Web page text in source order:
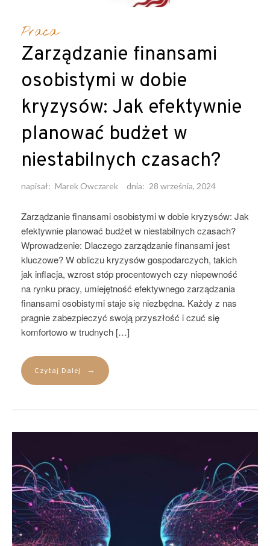
Praca
Zarządzanie finansami
osobistymi w dobie
kryzysów: Jak efektywnie
planować budżet w
niestabilnych czasach?
napisał: Marek Owczarek dnia: 28 września, 2024
Zarządzanie finansami osobistymi w dobie kryzysów: Jak
efektywnie planować budżet w niestabilnych czasach?
Wprowadzenie: Dlaczego zarządzanie finansami jest
kluczowe? W obliczu kryzysów gospodarczych, takich
jak inflacja, wzrost stóp procentowych czy niepewność
na rynku pracy, umiejętność efektywnego zarządzania
finansami osobistymi staje się niezbędna. Każdy z nas
pragnie zabezpieczyć swoją przyszłość i czuć się
komfortowo w trudnych […]
Czytaj Dalej →